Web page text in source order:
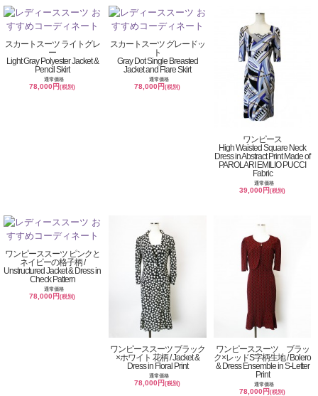
スカートスーツ ライトグレ
ー
Light Gray Polyester Jacket &
Pencil Skirt
通常価格
78,000円(税別)
スカートスーツ グレードッ
ト
Gray Dot Single Breasted
Jacket and Flare Skirt
通常価格
78,000円(税別)
ワンピース
High Waisted Square Neck
Dress in Abstract Print Made of
PAROLARI EMILIO PUCCI
Fabric
通常価格
39,000円(税別)
ワンピーススーツ ピンクと
ネイビーの格子柄 /
Unstructured Jacket & Dress in
Check Pattern
通常価格
78,000円(税別)
ワンピーススーツ ブラック
×ホワイト 花柄 / Jacket &
Dress in Floral Print
通常価格
78,000円(税別)
ワンピーススーツ ブラッ
ク×レッドS字柄生地 / Bolero
& Dress Ensemble in S-Letter
Print
通常価格
78,000円(税別)